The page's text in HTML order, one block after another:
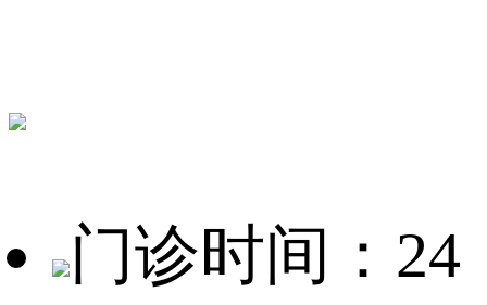
门诊时间：24